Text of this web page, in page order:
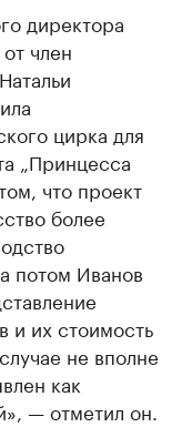
директора
член
цирка для
„Принцесса
что проект
более
потом Иванов
и их стоимость
не вполне
как
— отметил он.